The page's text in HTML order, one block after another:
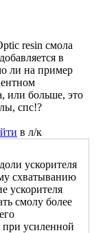
resin cмола
в
ли на пример
или больше, это
спс!?
в л/к
ускорителя
схватыванию
ускорителя
смолу более
при усиленной